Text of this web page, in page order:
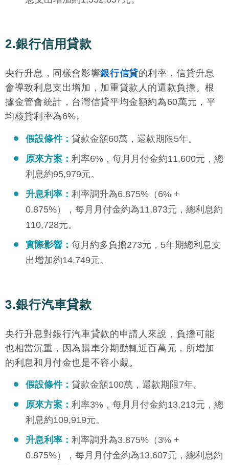
2.銀行信用貸款
央行升息，同樣會影響銀行信貸的利率，信貸升息
會導致利息支出增加，加重貸款人的還款負擔。根
據金管會統計，台灣信貸平均金額約為60萬元，平
均核貸利率為6%。
假設條件： 貸款金額60萬，還款期限5年。
原來方案： 利率6%，每月月付金約11,600元，總
利息約95,979元。
升息利率： 利率調升為6.875%（6% +
0.875%），每月月付金約為11,873元，總利息約
110,728元。
實際影響： 每月約多負擔273元，5年期總利息支
出增加約14,749元。
3.銀行汽車貸款
央行升息對銀行汽車貸款的申請人來說，負擔可能
也相當沉重，因為購車分期動輒近百萬元，所增加
的利息和月付金也是不容小覷。
假設條件： 貸款金額100萬，還款期限7年。
原來方案： 利率3%，每月月付金約13,213元，總
利息約109,919元。
升息利率： 利率調升為3.875%（3% +
0.875%），每月月付金約為13,607元，總利息約